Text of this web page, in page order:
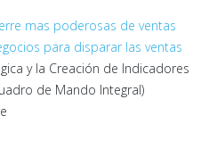
mas poderosas de ventas
para disparar las ventas
y la Creación de Indicadores
de Mando Integral)